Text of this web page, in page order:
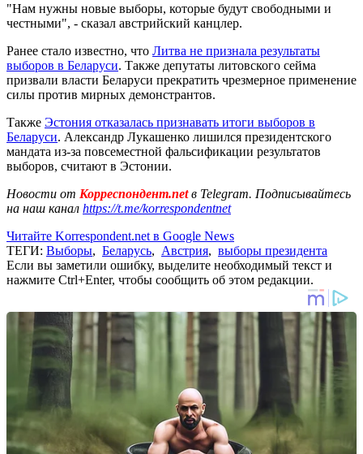
"Нам нужны новые выборы, которые будут свободными и
честными", - сказал австрийский канцлер.
Ранее стало известно, что Литва не признала результаты
выборов в Беларуси. Также депутаты литовского сейма
призвали власти Беларуси прекратить чрезмерное применение
силы против мирных демонстрантов.
Также Эстония отказалась признавать итоги выборов в
Беларуси. Александр Лукашенко лишился президентского
мандата из-за повсеместной фальсификации результатов
выборов, считают в Эстонии.
Новости от Корреспондент.netв Telegram. Подписывайтесь
на наш канал https://t.me/korrespondentnet
Читайте Korrespondent.net в Google News
ТЕГИ: Выборы, Беларусь, Австрия, выборы президента
Если вы заметили ошибку, выделите необходимый текст и
нажмите Ctrl+Enter, чтобы сообщить об этом редакции.